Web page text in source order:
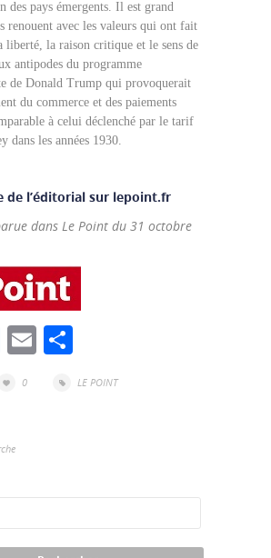
des pays émergents. Il est grand
renouent avec les valeurs qui ont fait
liberté, la raison critique et le sens de
antipodes du programme
de Donald Trump qui provoquerait
du commerce et des paiements
à celui déclenché par le tarif
dans les années 1930.
de l’éditorial sur lepoint.fr
dans Le Point du 31 octobre
TwitterEmail
0 LE POINT